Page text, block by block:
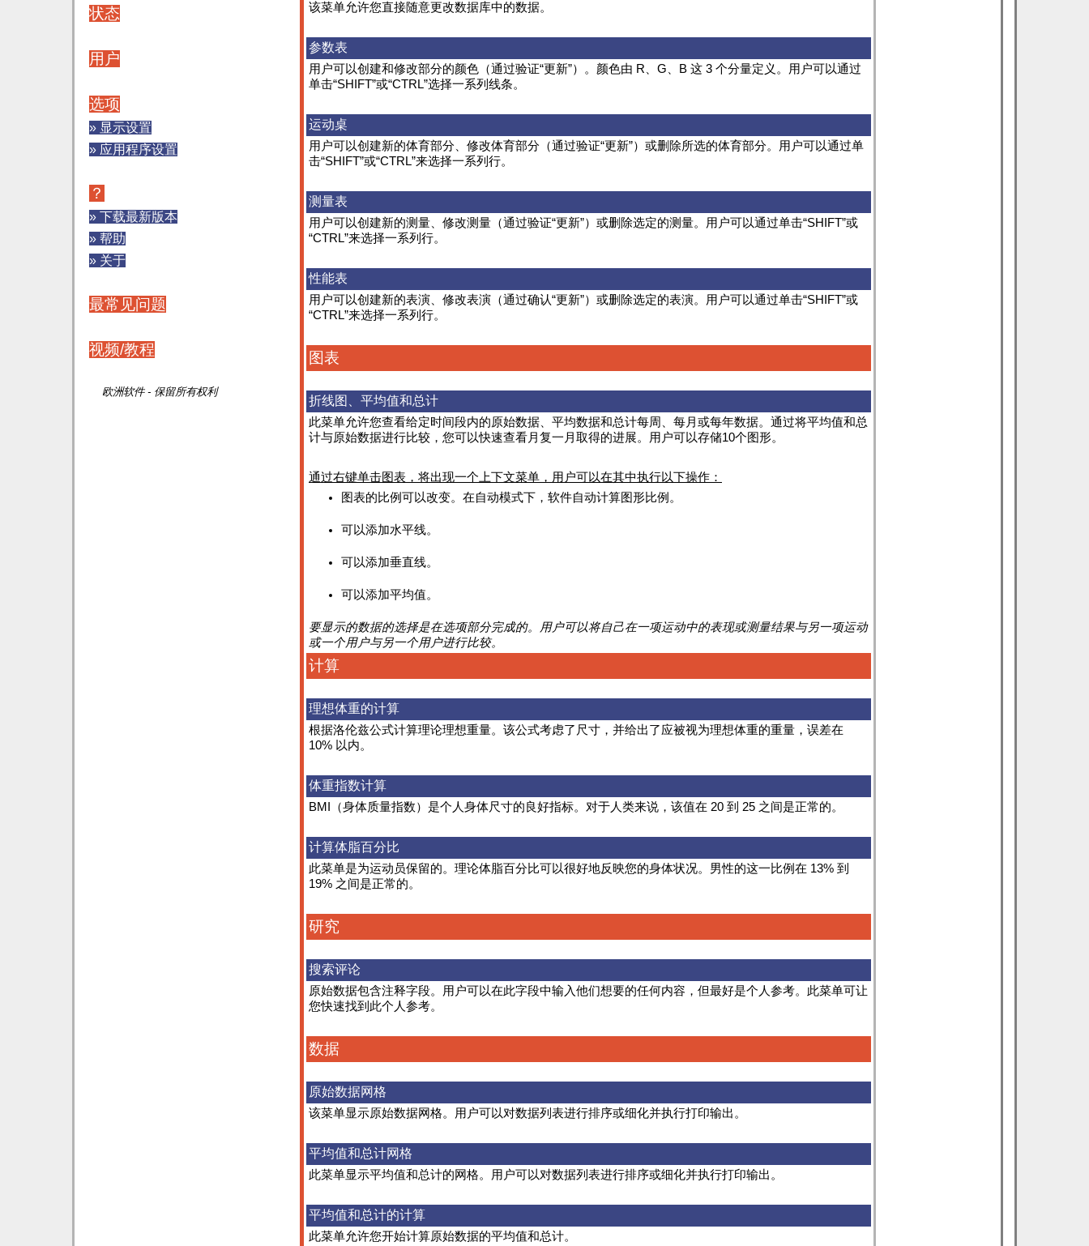
状态
用户
选项
» 显示设置
» 应用程序设置
？
» 下载最新版本
» 帮助
» 关于
最常见问题
视频/教程
欧洲软件 - 保留所有权利
该菜单允许您直接随意更改数据库中的数据。
参数表
用户可以创建和修改部分的颜色（通过验证“更新”）。颜色由 R、G、B 这 3 个分量定义。用户可以通过
单击“SHIFT”或“CTRL”选择一系列线条。
运动桌
用户可以创建新的体育部分、修改体育部分（通过验证“更新”）或删除所选的体育部分。用户可以通过单
击“SHIFT”或“CTRL”来选择一系列行。
测量表
用户可以创建新的测量、修改测量（通过验证“更新”）或删除选定的测量。用户可以通过单击“SHIFT”或
“CTRL”来选择一系列行。
性能表
用户可以创建新的表演、修改表演（通过确认“更新”）或删除选定的表演。用户可以通过单击“SHIFT”或
“CTRL”来选择一系列行。
图表
折线图、平均值和总计
此菜单允许您查看给定时间段内的原始数据、平均数据和总计每周、每月或每年数据。通过将平均值和总
计与原始数据进行比较，您可以快速查看月复一月取得的进展。用户可以存储10个图形。
通过右键单击图表，将出现一个上下文菜单，用户可以在其中执行以下操作：
图表的比例可以改变。在自动模式下，软件自动计算图形比例。
可以添加水平线。
可以添加垂直线。
可以添加平均值。
要显示的数据的选择是在选项部分完成的。用户可以将自己在一项运动中的表现或测量结果与另一项运动
或一个用户与另一个用户进行比较。
计算
理想体重的计算
根据洛伦兹公式计算理论理想重量。该公式考虑了尺寸，并给出了应被视为理想体重的重量，误差在
10% 以内。
体重指数计算
BMI（身体质量指数）是个人身体尺寸的良好指标。对于人类来说，该值在 20 到 25 之间是正常的。
计算体脂百分比
此菜单是为运动员保留的。理论体脂百分比可以很好地反映您的身体状况。男性的这一比例在 13% 到
19% 之间是正常的。
研究
搜索评论
原始数据包含注释字段。用户可以在此字段中输入他们想要的任何内容，但最好是个人参考。此菜单可让
您快速找到此个人参考。
数据
原始数据网格
该菜单显示原始数据网格。用户可以对数据列表进行排序或细化并执行打印输出。
平均值和总计网格
此菜单显示平均值和总计的网格。用户可以对数据列表进行排序或细化并执行打印输出。
平均值和总计的计算
此菜单允许您开始计算原始数据的平均值和总计。